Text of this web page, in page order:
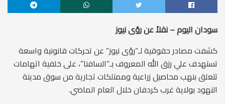
سودان اليوم – نقلاً عن رؤى نيوز
كشفت مصادر حقوقية لـ”رؤى نيوز” عن تحركات قانونية واسعة
تستهدف علي رزق الله المعروف بـ”السافنا”، على خلفية اتهامات
تتعلق بنهب محاصيل زراعية وممتلكات تجارية من سوق مدينة
النهود بولاية غرب كردفان خلال العام الماضي.